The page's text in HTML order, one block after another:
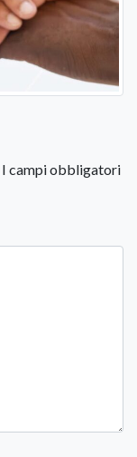
I campi obbligatori